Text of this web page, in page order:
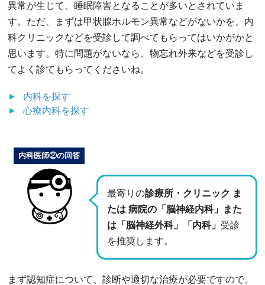
異常が生じて、睡眠障害となることが多いとされていま
す。ただ、まずは甲状腺ホルモン異常などがないかを、内
科クリニックなどを受診して調べてもらってはいかがかと
思います。特に問題がないなら、物忘れ外来などを受診し
てよく診てもらってくださいね。
内科を探す
心療内科を探す
最寄りの診療所・クリニック ま
たは 病院の「脳神経内科」また
は「脳神経外科」「内科」 受診
を推奨します。
内科医師②の回答
まず認知症について、診断や適切な治療が必要ですので、